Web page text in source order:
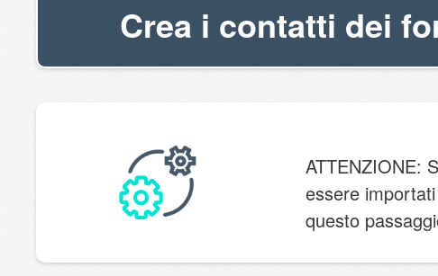
Crea i contatti dei
ATTENZIONE:
essere
questo